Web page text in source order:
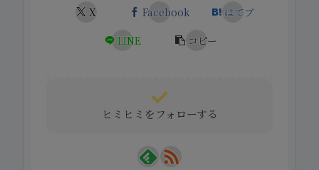
X Facebook
はてブ
LINE
コピー
ヒミヒミをフォローする